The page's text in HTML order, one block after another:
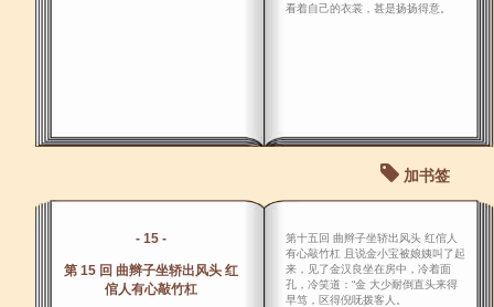
看着自己的衣裳，甚是扬扬得意。
加书签
- 15 -
第 15 回 曲辫子坐轿出风头 红
倌人有心敲竹杠
第十五回 曲辫子坐轿出风头 红倌人
有心敲竹杠 且说金小宝被娘姨叫了起
来，见了金汉良坐在房中，冷着面
孔，冷笑道：“金 大少耐倒直头来得
早笃，区得倪呒拨客人。